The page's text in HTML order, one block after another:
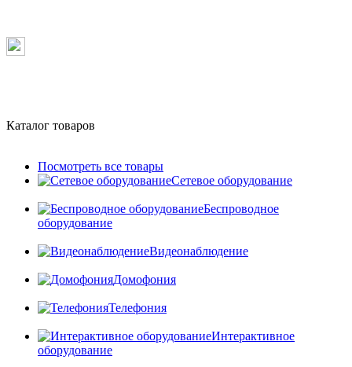
Каталог товаров
Посмотреть все товары
Сетевое оборудование
Беспроводное
оборудование
Видеонаблюдение
Домофония
Телефония
Интерактивное
оборудование